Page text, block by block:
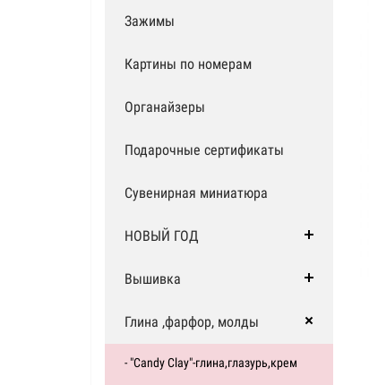
Зажимы
Картины по номерам
Органайзеры
Подарочные сертификаты
Сувенирная миниатюра
НОВЫЙ ГОД
Вышивка
Глина ,фарфор, молды
- "Candy Clay"-глина,глазурь,крем